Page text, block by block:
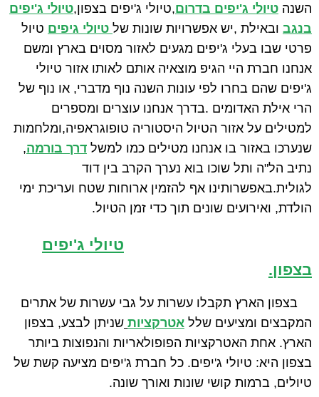
השנה טיולי ג'יפים בדרום,טיולי ג'יפים בצפון,טיולי ג'יפים
בנגב ובאילת ,יש אפשרויות שונות של טיולי גיפים טיול
פרטי שבו בעלי ג'יפים מגעים לאזור מסוים בארץ ומשם
אנחנו חברת היי הגיפ מוצאיה אותם לאותו אזור טיולי
ג'יפים שהם בחרו לפי עונות השנה נוף מדברי, או נוף של
הרי אילת האדומים .בדרך אנחנו עוצרים ומספרים
למטילים על אזור הטיול היסטוריה טופוגראפיה,ומלחמות
שנערכו באזור בו אנחנו מטילים כמו למשל דרך בורמה,
נתיב הל"ה ותל שוכו בוא נערך הקרב בין דוד
לגולית.באפשרותינו אף להזמין ארוחות שטח ועריכת ימי
הולדת, ואירועים שונים תוך כדי זמן הטיול.
טיולי ג'יפים
בצפון.
בצפון הארץ תקבלו עשרות על גבי עשרות של אתרים
המקבצים ומציעים שלל אטרקציות שניתן לבצע, בצפון
הארץ. אחת האטרקציות הפופולאריות והנפוצות ביותר
בצפון היא: טיולי ג'יפים. כל חברת ג'יפים מציעה קשת של
טיולים, ברמות קושי שונות ואורך שונה.